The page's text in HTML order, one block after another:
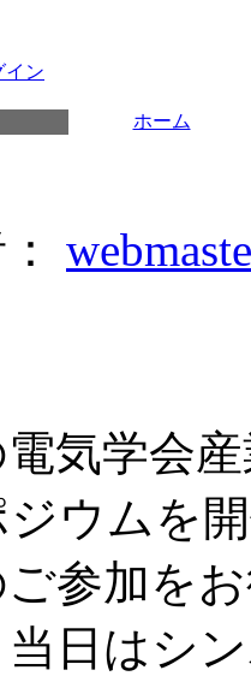
イン
ホーム
気学会
ジウムを
ご参加を
日はシ